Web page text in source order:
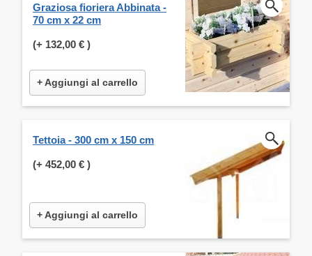
Graziosa fioriera Abbinata -
70 cm x 22 cm
(+ 132,00 € )
+ Aggiungi al carrello
Tettoia - 300 cm x 150 cm
(+ 452,00 € )
+ Aggiungi al carrello